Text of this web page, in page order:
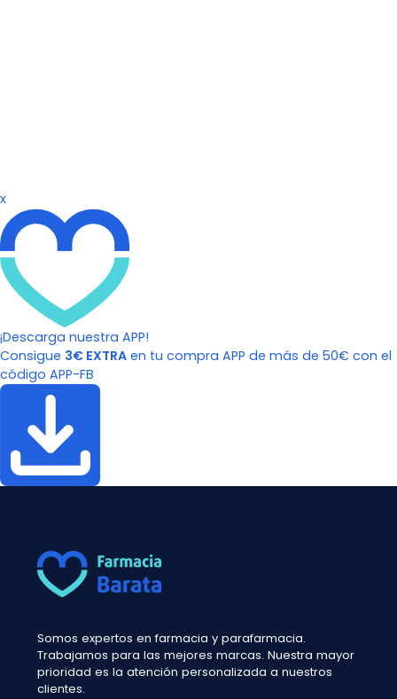
x
¡Descarga nuestra APP!
Consigue 3€ EXTRA en tu compra APP de más de 50€ con el
código APP-FB
Somos expertos en farmacia y parafarmacia.
Trabajamos para las mejores marcas. Nuestra mayor
prioridad es la atención personalizada a nuestros
clientes.